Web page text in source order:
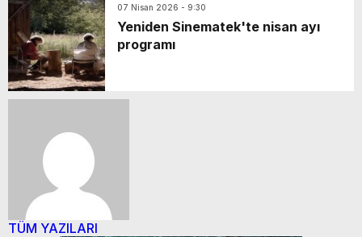
07 Nisan 2026 - 9:30
Yeniden Sinematek'te nisan ayı
programı
TÜM YAZILARI